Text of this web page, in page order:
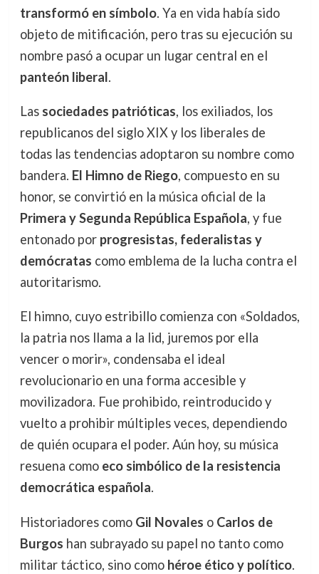
transformó en símbolo. Ya en vida había sido
objeto de mitificación, pero tras su ejecución su
nombre pasó a ocupar un lugar central en el
panteón liberal.
Las sociedades patrióticas, los exiliados, los
republicanos del siglo XIX y los liberales de
todas las tendencias adoptaron su nombre como
bandera. El Himno de Riego, compuesto en su
honor, se convirtió en la música oficial de la
Primera y Segunda República Española, y fue
entonado por progresistas, federalistas y
demócratas como emblema de la lucha contra el
autoritarismo.
El himno, cuyo estribillo comienza con «Soldados,
la patria nos llama a la lid, juremos por ella
vencer o morir», condensaba el ideal
revolucionario en una forma accesible y
movilizadora. Fue prohibido, reintroducido y
vuelto a prohibir múltiples veces, dependiendo
de quién ocupara el poder. Aún hoy, su música
resuena como eco simbólico de la resistencia
democrática española.
Historiadores como Gil Novales o Carlos de
Burgos han subrayado su papel no tanto como
militar táctico, sino como héroe ético y político.